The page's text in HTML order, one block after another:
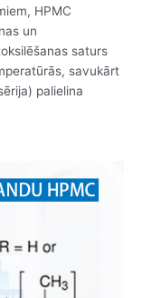
HPMC
un
saturs
savukārt
palielina